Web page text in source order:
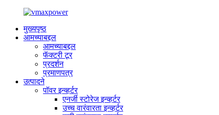
मुख्यपृष्ठ
आमच्याबद्दल
आमच्याबद्दल
फॅक्टरी टूर
प्रदर्शन
प्रमाणपत्र
उत्पादने
पॉवर इन्व्हर्टर
एनर्जी स्टोरेज इन्व्हर्टर
उच्च वारंवारता इन्व्हर्टर